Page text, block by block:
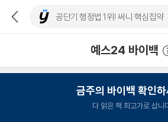
예스24 바이백
금주의 바이백 확인
다 읽은 책 최고가로 삽니